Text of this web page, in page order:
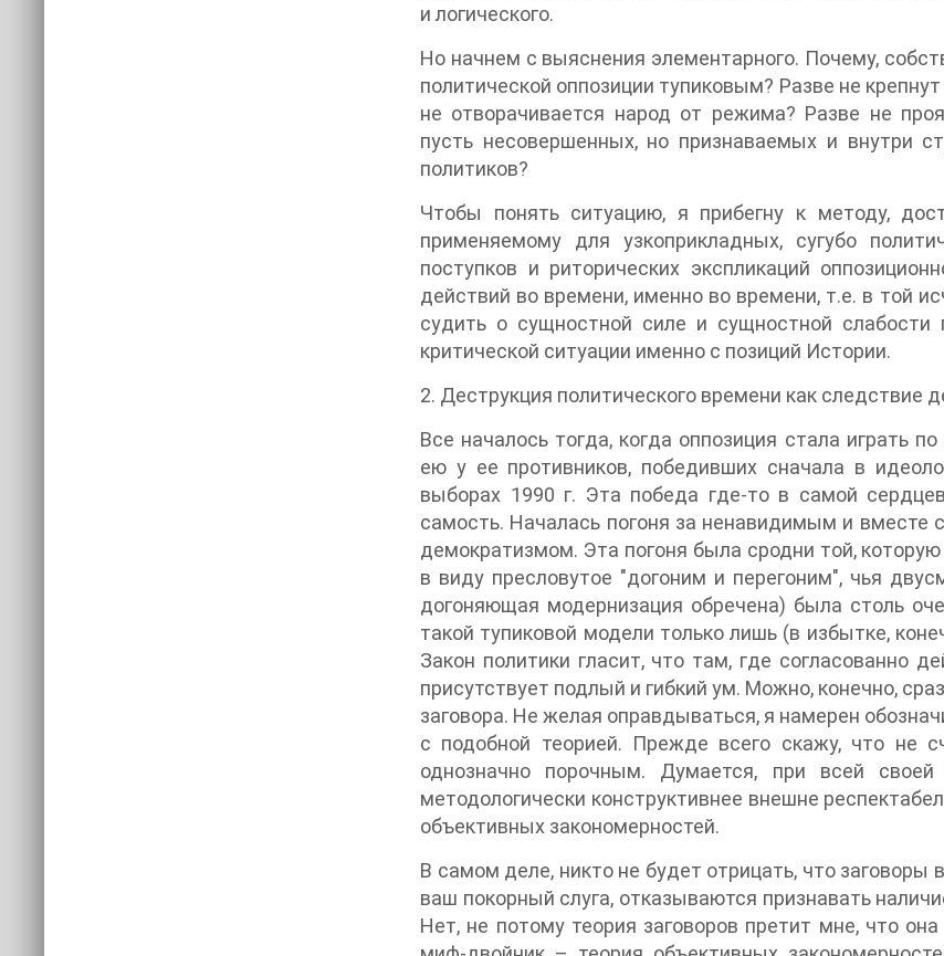
и логического.
Но начнем с выяснения элементарного. Почему,
политической оппозиции тупиковым? Разве не
не отворачивается народ от режима? Разве не
пусть несовершенных, но признаваемых и внутри
политиков?
Чтобы понять ситуацию, я прибегну к методу,
применяемому для узкоприкладных, сугубо
поступков и риторических экспликаций
действий во времени, именно во времени, т.е. в той
судить о сущностной силе и сущностной слабости
критической ситуации именно с позиций Истории.
2. Деструкция политического времени как следствие
Все началось тогда, когда оппозиция стала играть
ею у ее противников, победивших сначала в
выборах 1990 г. Эта победа где-то в самой
самость. Началась погоня за ненавидимым и
демократизмом. Эта погоня была сродни той,
в виду пресловутое "догоним и перегоним", чья
догоняющая модернизация обречена) была столь
такой тупиковой модели только лишь (в избытке,
Закон политики гласит, что там, где согласованно
присутствует подлый и гибкий ум. Можно, конечно,
заговора. Не желая оправдываться, я намерен
с подобной теорией. Прежде всего скажу, что не
однозначно порочным. Думается, при всей своей
методологически конструктивнее внешне
объективных закономерностей.
В самом деле, никто не будет отрицать, что
ваш покорный слуга, отказываются признавать
Нет, не потому теория заговоров претит мне, что